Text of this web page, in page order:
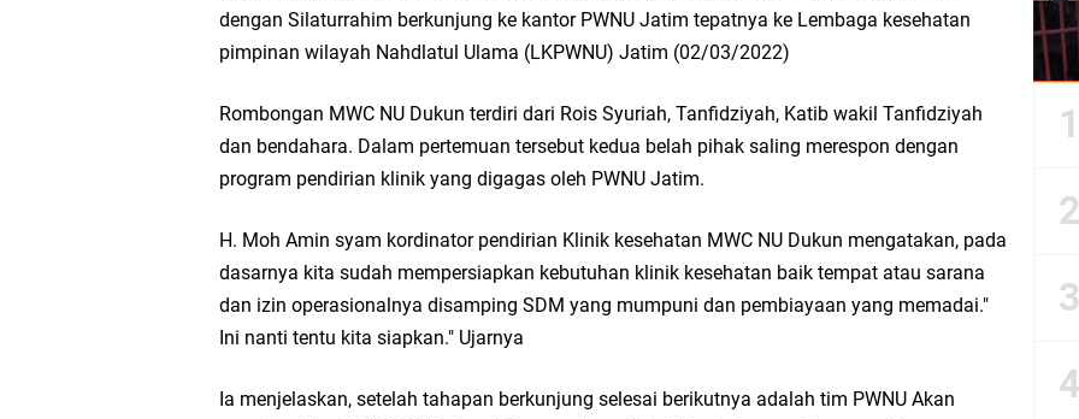
Ruwatan Malam Satu Suro di Dusun Kedungsekar Lor, Tradisi Luhur yang Terus Istiqomah
Ketua DPD Golkar Gresik Wongso Negoro Sambut Tahun Baru Islam 1448 H dengan Doa Kedamaian
Wakil Ketua DPRD Gresik Mujid Riduan Sampaikan Doa dan Harapan di Tahun Baru Islam 1448 H
Selamat Tahun Baru Islam 1 Muharram 1448 H: Pesan Hijrah Drs. H. Husnul Aqib, M.M. untuk Negeri
PDUF MUI Jatim Gelar Doa Awal Tahun Hijriah, Teguhkan Optimisme Menuju Indonesia Emas 2045
dengan Silaturrahim berkunjung ke kantor PWNU Jatim tepatnya ke Lembaga kesehatan
pimpinan wilayah Nahdlatul Ulama (LKPWNU) Jatim (02/03/2022)
Rombongan MWC NU Dukun terdiri dari Rois Syuriah, Tanfidziyah, Katib wakil Tanfidziyah
dan bendahara. Dalam pertemuan tersebut kedua belah pihak saling merespon dengan
program pendirian klinik yang digagas oleh PWNU Jatim.
H. Moh Amin syam kordinator pendirian Klinik kesehatan MWC NU Dukun mengatakan, pada
dasarnya kita sudah mempersiapkan kebutuhan klinik kesehatan baik tempat atau sarana
dan izin operasionalnya disamping SDM yang mumpuni dan pembiayaan yang memadai."
Ini nanti tentu kita siapkan." Ujarnya
Ia menjelaskan, setelah tahapan berkunjung selesai berikutnya adalah tim PWNU Akan